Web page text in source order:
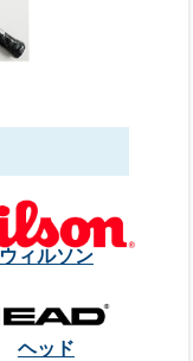
ウィルソン
ヘッド